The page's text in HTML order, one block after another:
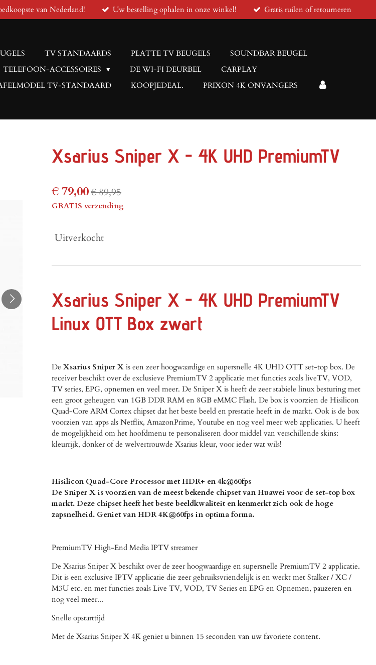
van Nederland! Uw bestelling ophalen in onze winkel! Gratis ruilen of retourneren
TV STANDAARDS PLATTE TV BEUGELS
SOUNDBAR BEUGEL
TELEFOON-ACCESSOIRES DE WI-FI DEURBEL
CARPLAY
TV-STANDAARD KOOPJEDEAL. PRIXON 4K ONVANGERS
Xsarius Sniper X - 4K UHD PremiumTV
€ 79,00€ 89,95
GRATIS verzending
Uitverkocht
Xsarius Sniper X - 4K UHD PremiumTV
Linux OTT Box zwart
De Xsarius Sniper X is een zeer hoogwaardige en supersnelle 4K UHD OTT set-top box. De
receiver beschikt over de exclusieve PremiumTV 2 applicatie met functies zoals liveTV, VOD,
TV series, EPG, opnemen en veel meer. De Sniper X is heeft de zeer stabiele linux besturing met
een groot geheugen van 1GB DDR RAM en 8GB eMMC Flash. De box is voorzien de Hisilicon
Quad-Core ARM Cortex chipset dat het beste beeld en prestatie heeft in de markt. Ook is de box
voorzien van apps als Netflix, AmazonPrime, Youtube en nog veel meer web applicaties. U heeft
de mogelijkheid om het hoofdmenu te personaliseren door middel van verschillende skins:
kleurrijk, donker of de welvertrouwde Xsarius kleur, voor ieder wat wils!
Hisilicon Quad-Core Processor met HDR+ en 4k@60fps
De Sniper X is voorzien van de meest bekende chipset van Huawei voor de set-top box
markt. Deze chipset heeft het beste beeldkwaliteit en kenmerkt zich ook de hoge
zapsnelheid. Geniet van HDR 4K@60fps in optima forma.
PremiumTV High-End Media IPTV streamer
De Xsarius Sniper X beschikt over de zeer hoogwaardige en supersnelle PremiumTV 2 applicatie.
Dit is een exclusive IPTV applicatie die zeer gebruiksvriendelijk is en werkt met Stalker / XC /
M3U etc. en met functies zoals Live TV, VOD, TV Series en EPG en Opnemen, pauzeren en
nog veel meer...
Snelle opstarttijd
Met de Xsarius Sniper X 4K geniet u binnen 15 seconden van uw favoriete content.